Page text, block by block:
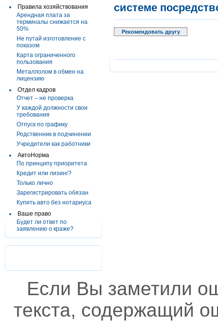
Правила хозяйствования
Арендная плата за
терминалы снижается на
50%
Не путай изготовление с
показом
Карта ограниченного
пользования
Металлолом в обмен на
лицензию
Отдел кадров
Отчет – не проверка
У каждой должности свои
требования
Отпуск по графику
Родственник в подчинении
Учредители как работники
АвтоНорма
По принципу приоритета
Кредит или лизинг?
Только лично
Зарегистрировать обязан
Купить авто без нотариуса
Ваше право
Будет ли ответ по
заявлению о краже?
системе
Рекомендовать другу
Если Вы заметили
текста, содержащий